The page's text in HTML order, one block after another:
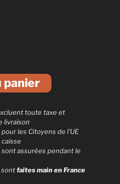
panier
n
t
i
toute taxe et
livraison
les Citoyens de l’UE
assurées pendant le
sontfaites main en France